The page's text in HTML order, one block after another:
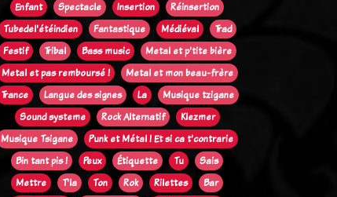
Enfant
Spectacle Insertion
Réinsertion
Tubedel'étéindien
Fantastique Médiéval
Trad
Festif
Tribal Bass music
Metal et p'tite bière
Metal et pas remboursé !
Metal et mon beau-frère
Trance
Langue des signes La
Musique tzigane
Sound systeme
Rock Alternatif
Klezmer
Musique Tsigane
Punk et Métal ! Et si ca t'contrarie
Bin tant pis !
Peux Étiquette Tu
Sais
Mettre
T'la Ton Rok Rilettes
Bar